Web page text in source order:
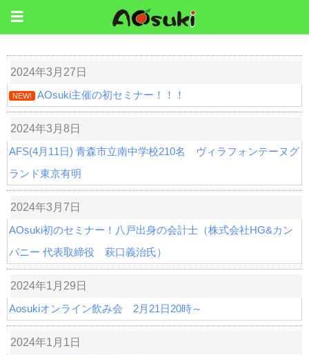
2024年3月27日
NEW! AOsuki主催の初セミナー！！！
2024年3月8日
AFS(4月11日) 青森市立南中学校210名 ヴィラフォンテーヌグ
ランド東京有明
2024年3月7日
AOsuki初のセミナー！八戸出身の会計士（株式会社HG&カン
パニー 代表取締役 萩口義治氏）
2024年1月29日
Aosukiオンライン飲み会 2月21日20時～
2024年1月1日